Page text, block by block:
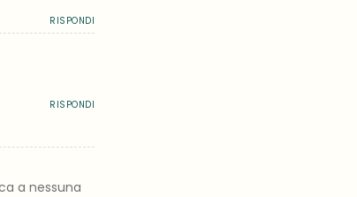
RISPONDI
RISPONDI
a nessuna